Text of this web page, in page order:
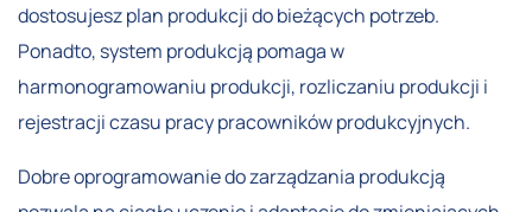
dostosujesz plan produkcji do bieżących potrzeb.
Ponadto, system produkcją pomaga w
harmonogramowaniu produkcji, rozliczaniu produkcji i
rejestracji czasu pracy pracowników produkcyjnych.
Dobre oprogramowanie do zarządzania produkcją